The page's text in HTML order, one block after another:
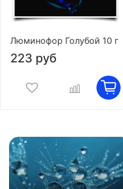
Люминофор Голубой 10 г
223 руб